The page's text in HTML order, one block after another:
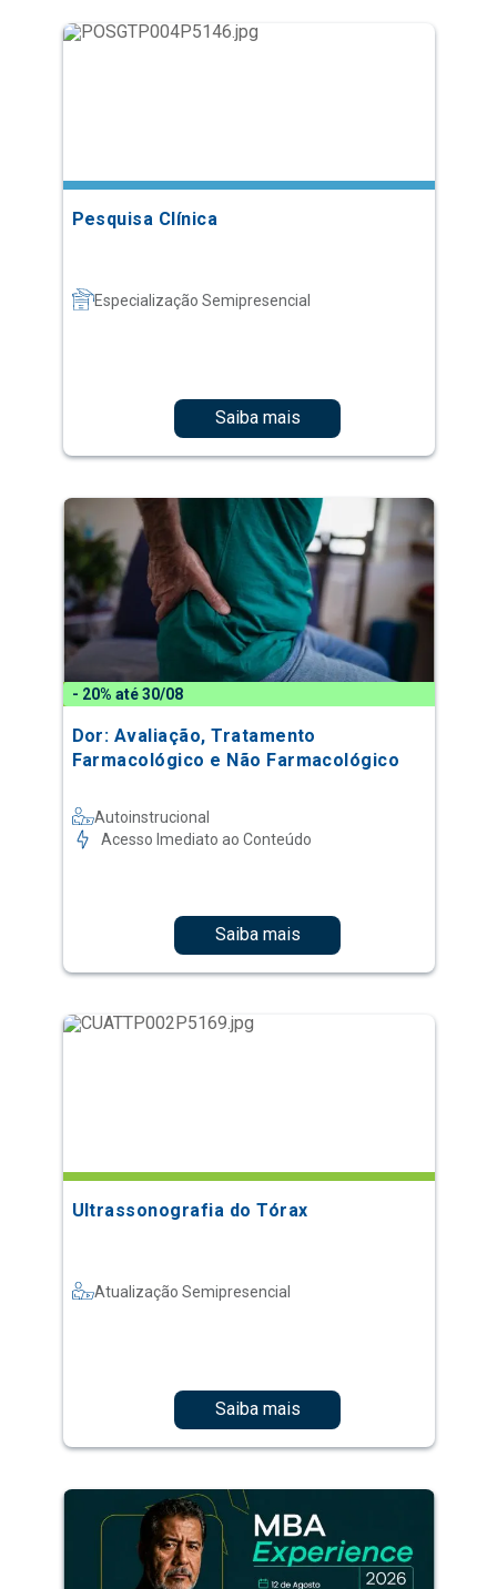
Pesquisa Clínica
Especialização Semipresencial
Saiba mais
- 20% até 30/08
Dor: Avaliação, Tratamento
Farmacológico e Não Farmacológico
Autoinstrucional
Acesso Imediato ao Conteúdo
Saiba mais
Ultrassonografia do Tórax
Atualização Semipresencial
Saiba mais